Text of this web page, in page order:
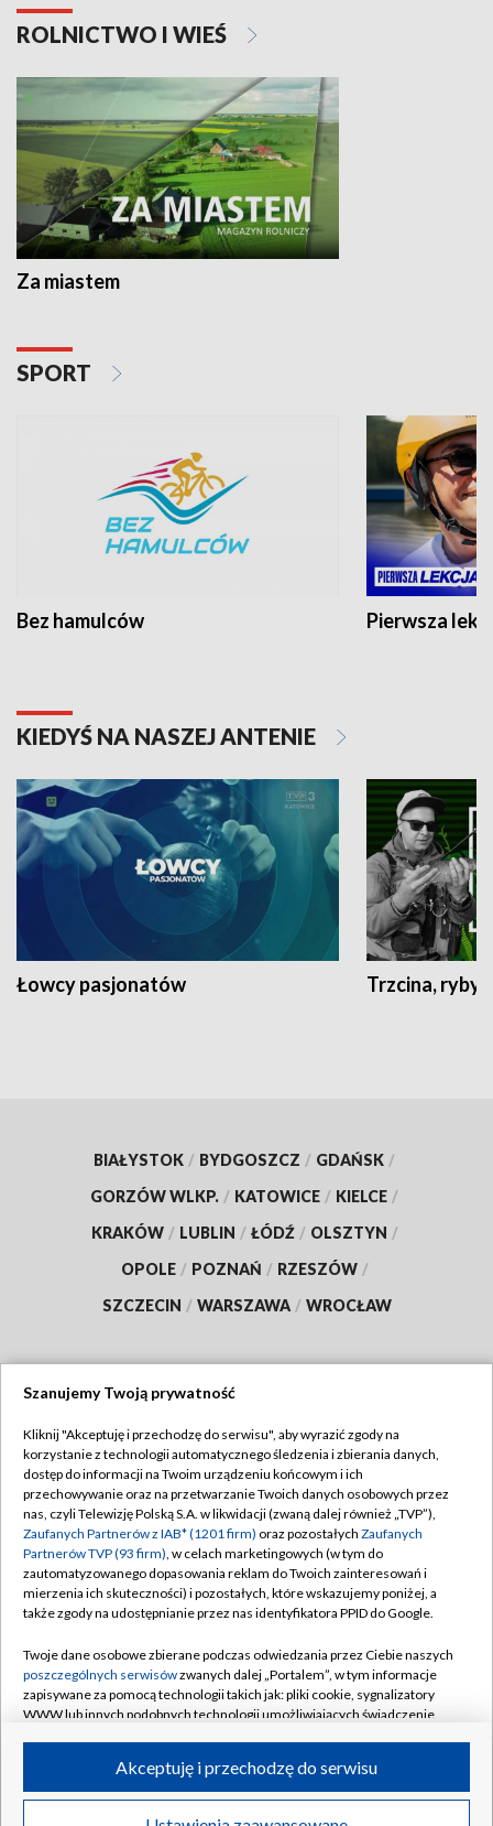
ROLNICTWO I WIEŚ
Za miastem
SPORT
Bez hamulców Pierwsza
KIEDYŚ NA NASZEJ ANTENIE
Łowcy pasjonatów Trzcina, ryby
BIAŁYSTOK / BYDGOSZCZ / GDAŃSK /
GORZÓW WLKP. / KATOWICE / KIELCE /
KRAKÓW / LUBLIN / ŁÓDŹ / OLSZTYN /
OPOLE / POZNAŃ / RZESZÓW /
SZCZECIN / WARSZAWA / WROCŁAW
TVP
Abonament TVP
Emisja w TVP
Centrum informacji TVP
Naziemna Telewizja Cyfrowa
Rada Programowa
System NOS
Informacje o nadawcy
Program dla prasy
Regulamin TVP
Polityka prywatności
Moje zgody
Pomoc
Kontakt
Kanały
©2026 Telewizja Polska S.A. w likwidacji
Szanujemy Twoją prywatność
Kliknij "Akceptuję i przechodzę do serwisu", aby wyrazić zgody na
korzystanie z technologii automatycznego śledzenia i zbierania danych,
dostęp do informacji na Twoim urządzeniu końcowym i ich
przechowywanie oraz na przetwarzanie Twoich danych osobowych przez
nas, czyli Telewizję Polską S.A. w likwidacji (zwaną dalej również „TVP”),
Zaufanych Partnerów z IAB* (1201 firm) oraz pozostałych Zaufanych
Partnerów TVP (93 firm), w celach marketingowych (w tym do
zautomatyzowanego dopasowania reklam do Twoich zainteresowań i
mierzenia ich skuteczności) i pozostałych, które wskazujemy poniżej, a
także zgody na udostępnianie przez nas identyfikatora PPID do Google.
Twoje dane osobowe zbierane podczas odwiedzania przez Ciebie naszych
poszczególnych serwisówzwanych dalej „Portalem”, w tym informacje
zapisywane za pomocą technologii takich jak: pliki cookie, sygnalizatory
WWW lub innych podobnych technologii umożliwiających świadczenie
ruchu w Internecie.
Twoje dane osobowe zbierane podczas odwiedzania przez Ciebie
Akceptuję i przechodzę do serwisu